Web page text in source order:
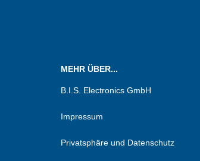
Wir
MEHR ÜBER...
B.I.S. Electronics GmbH
Impressum
Privatsphäre und Datenschutz